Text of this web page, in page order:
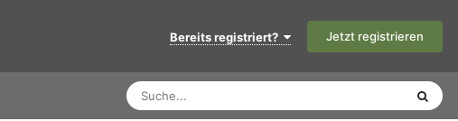
Bereits registriert? Jetzt registrieren